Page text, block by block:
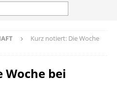
Kurz notiert: Die Woche
bei